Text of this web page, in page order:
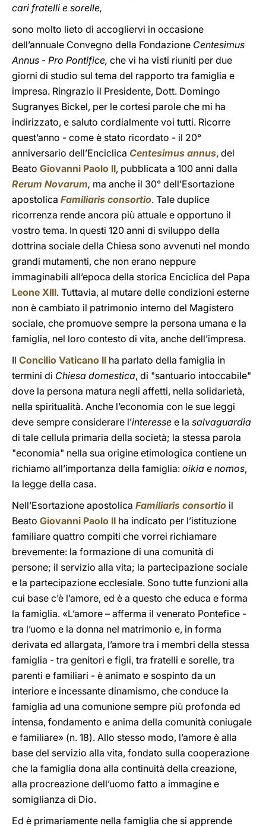
cari fratelli e sorelle,
sono molto lieto di accogliervi in occasione
dell’annuale Convegno della Fondazione Centesimus
Annus - Pro Pontifice, che vi ha visti riuniti per due
giorni di studio sul tema del rapporto tra famiglia e
impresa. Ringrazio il Presidente, Dott. Domingo
Sugranyes Bickel, per le cortesi parole che mi ha
indirizzato, e saluto cordialmente voi tutti. Ricorre
quest’anno - come è stato ricordato - il 20°
anniversario dell’Enciclica Centesimus annus, del
Beato Giovanni Paolo II, pubblicata a 100 anni dalla
Rerum Novarum, ma anche il 30° dell’Esortazione
apostolica Familiaris consortio. Tale duplice
ricorrenza rende ancora più attuale e opportuno il
vostro tema. In questi 120 anni di sviluppo della
dottrina sociale della Chiesa sono avvenuti nel mondo
grandi mutamenti, che non erano neppure
immaginabili all’epoca della storica Enciclica del Papa
Leone XIII. Tuttavia, al mutare delle condizioni esterne
non è cambiato il patrimonio interno del Magistero
sociale, che promuove sempre la persona umana e la
famiglia, nel loro contesto di vita, anche dell’impresa.
Il Concilio Vaticano II ha parlato della famiglia in
termini di Chiesa domestica, di "santuario intoccabile"
dove la persona matura negli affetti, nella solidarietà,
nella spiritualità. Anche l’economia con le sue leggi
deve sempre considerare l’interesse e la salvaguardia
di tale cellula primaria della società; la stessa parola
"economia" nella sua origine etimologica contiene un
richiamo all’importanza della famiglia: oikia e nomos,
la legge della casa.
Nell’Esortazione apostolica Familiaris consortio il
Beato Giovanni Paolo II ha indicato per l’istituzione
familiare quattro compiti che vorrei richiamare
brevemente: la formazione di una comunità di
persone; il servizio alla vita; la partecipazione sociale
e la partecipazione ecclesiale. Sono tutte funzioni alla
cui base c’è l’amore, ed è a questo che educa e forma
la famiglia. «L’amore – afferma il venerato Pontefice -
tra l’uomo e la donna nel matrimonio e, in forma
derivata ed allargata, l’amore tra i membri della stessa
famiglia - tra genitori e figli, tra fratelli e sorelle, tra
parenti e familiari - è animato e sospinto da un
interiore e incessante dinamismo, che conduce la
famiglia ad una comunione sempre più profonda ed
intensa, fondamento e anima della comunità coniugale
e familiare» (n. 18). Allo stesso modo, l’amore è alla
base del servizio alla vita, fondato sulla cooperazione
che la famiglia dona alla continuità della creazione,
alla procreazione dell’uomo fatto a immagine e
somiglianza di Dio.
Ed è primariamente nella famiglia che si apprende